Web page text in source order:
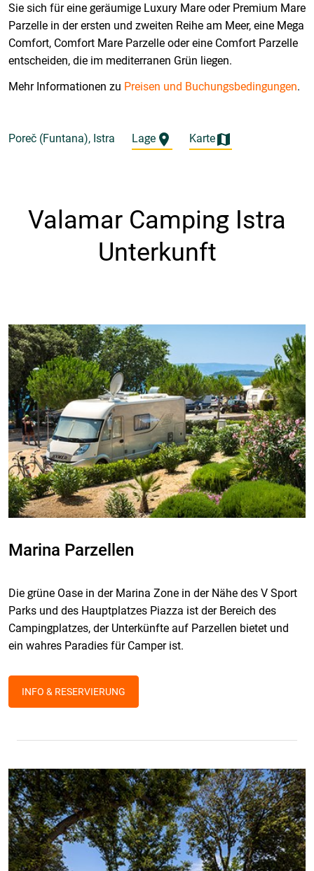
Sie sich für eine geräumige Luxury Mare oder Premium Mare
Parzelle in der ersten und zweiten Reihe am Meer, eine Mega
Comfort, Comfort Mare Parzelle oder eine Comfort Parzelle
entscheiden, die im mediterranen Grün liegen.
Mehr Informationen zu Preisen und Buchungsbedingungen.
Poreč (Funtana), Istra Lage Karte
Valamar Camping Istra
Unterkunft
Marina Parzellen
Die grüne Oase in der Marina Zone in der Nähe des V Sport
Parks und des Hauptplatzes Piazza ist der Bereich des
Campingplatzes, der Unterkünfte auf Parzellen bietet und
ein wahres Paradies für Camper ist.
INFO & RESERVIERUNG